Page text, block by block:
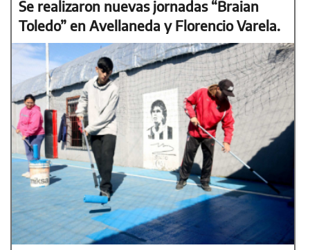
Se realizaron nuevas jornadas “Braian
Toledo” en Avellaneda y Florencio Varela.